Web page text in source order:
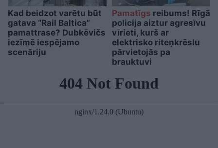
Kad beidzot varētu būt
gatava “Rail Baltica”
pamattrase? Dubkēvičs
iezīmē iespējamo
scenāriju
Pamatīgs reibums! Rīgā
policija aiztur agresīvu
vīrieti, kurš ar
elektrisko riteņkrēslu
pārvietojās pa
brauktuvi